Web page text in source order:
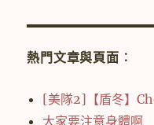
熱門文章與頁面︰
[美隊2]【盾冬】
大家要注意身體啊